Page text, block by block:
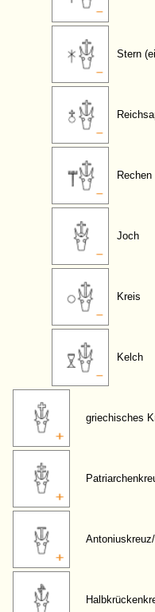
Stern
Rechen
Joch
Kreis
Kelch
griechisches